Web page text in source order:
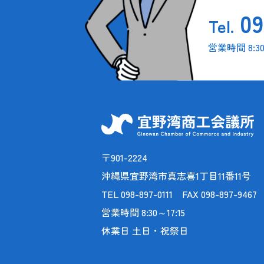
Tel.
営業時間
〒901-2224
沖縄県宜野湾市真志喜1丁目11番11号
TEL 098-897-0111 FAX 098-897-9467
営業時間 8:30～17:15
休業日 土日・祝祭日